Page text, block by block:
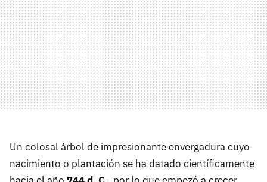
Un colosal árbol de impresionante envergadura cuyo
nacimiento o plantación se ha datado científicamente